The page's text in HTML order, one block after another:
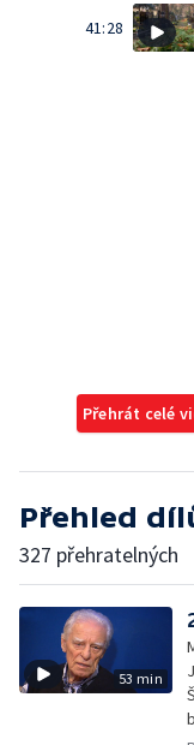
41:28
Přehrát celé
Přehled
327 přehratelných
53 min